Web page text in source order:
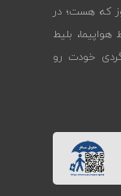
که هست؛ در
بلیط
خودت رو